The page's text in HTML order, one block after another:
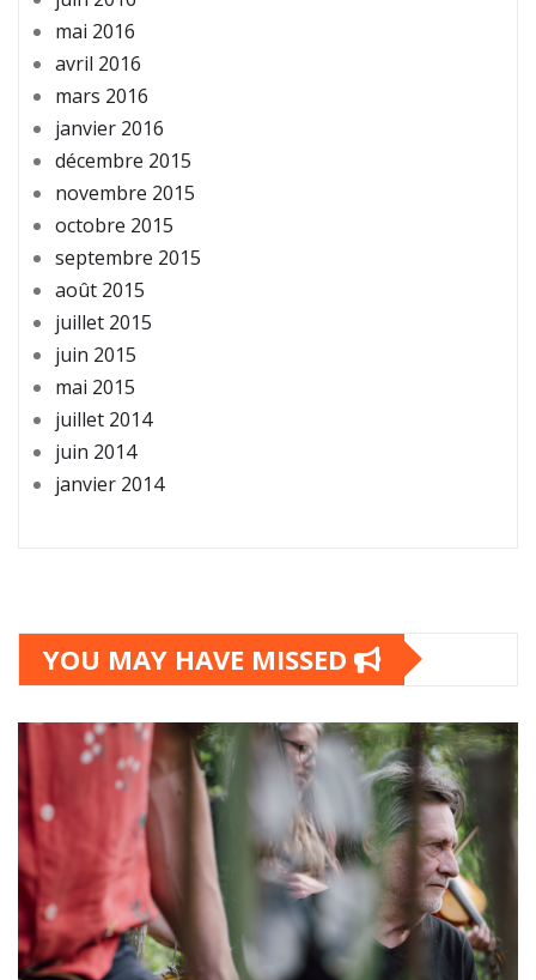
mai 2016
avril 2016
mars 2016
janvier 2016
décembre 2015
novembre 2015
octobre 2015
septembre 2015
août 2015
juillet 2015
juin 2015
mai 2015
juillet 2014
juin 2014
janvier 2014
YOU MAY HAVE MISSED